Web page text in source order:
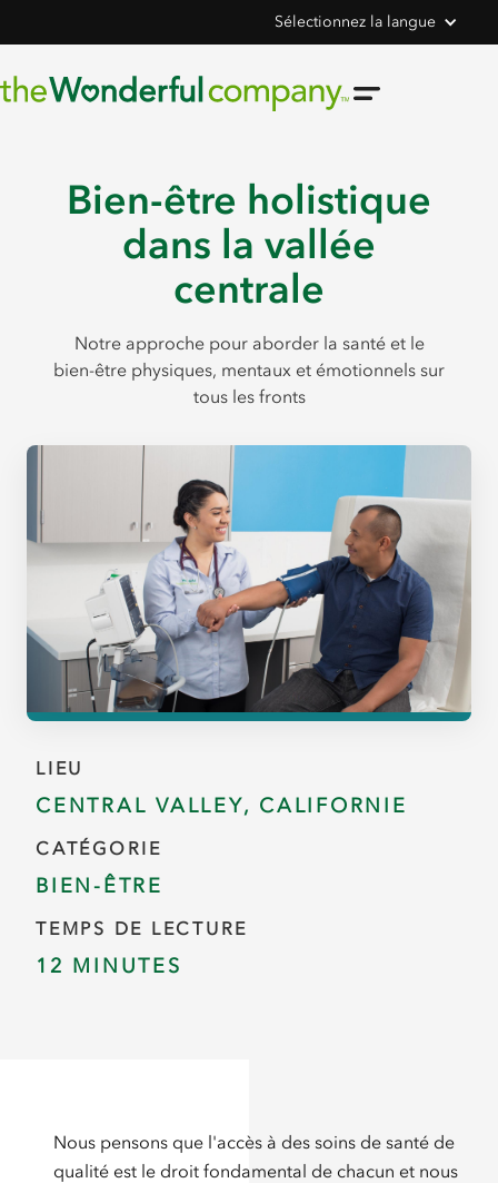
Sélectionnez la langue
Bien-être holistique
dans la vallée
centrale
Notre approche pour aborder la santé et le
bien-être physiques, mentaux et émotionnels sur
tous les fronts
LIEU
CENTRAL VALLEY, CALIFORNIE
CATÉGORIE
BIEN-ÊTRE
TEMPS DE LECTURE
12 MINUTES
Nous pensons que l'accès à des soins de santé de
qualité est le droit fondamental de chacun et nous